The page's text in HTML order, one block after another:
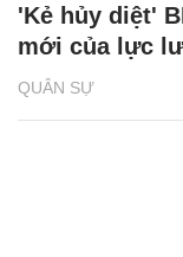
QUÂN SỰ
'Kẻ hủy diệt'
mới của lực